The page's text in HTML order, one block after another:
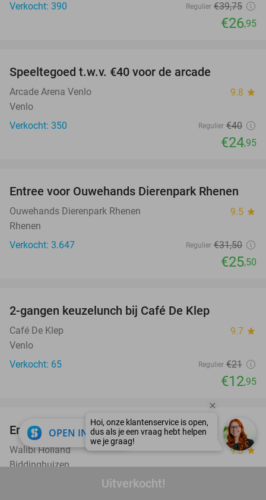
Uitverkocht!
Verkocht: 390
Regulier €39,75
€26,95
Speeltegoed t.w.v. €40 voor de arcade
Arcade Arena Venlo 9.8 star
Venlo
Verkocht: 350
Regulier €40
€24,95
19%
Entree voor Ouwehands Dierenpark Rhenen
Ouwehands Dierenpark Rhenen 9.5 star
Rhenen
Verkocht: 3.647
Regulier €31,50
€25,50
2-gangen keuzelunch bij Café De Klep
Café De Klep 9.7 star
Venlo
Verkocht: 65
Regulier €21
€12,95
25%
Entree Walibi Holland
Walibi Holland 9.3star
Biddinghuizen
OPEN IN APP close